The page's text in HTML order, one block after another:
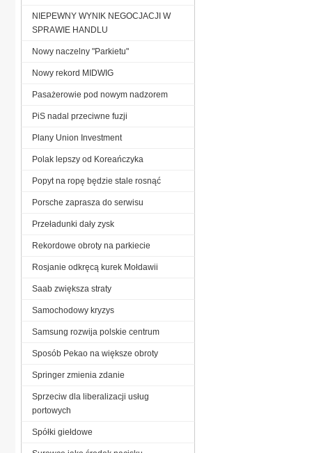
NIEPEWNY WYNIK NEGOCJACJI W
SPRAWIE HANDLU
Nowy naczelny "Parkietu"
Nowy rekord MIDWIG
Pasażerowie pod nowym nadzorem
PiS nadal przeciwne fuzji
Plany Union Investment
Polak lepszy od Koreańczyka
Popyt na ropę będzie stale rosnąć
Porsche zaprasza do serwisu
Przeładunki dały zysk
Rekordowe obroty na parkiecie
Rosjanie odkręcą kurek Mołdawii
Saab zwiększa straty
Samochodowy kryzys
Samsung rozwija polskie centrum
Sposób Pekao na większe obroty
Springer zmienia zdanie
Sprzeciw dla liberalizacji usług
portowych
Spółki giełdowe